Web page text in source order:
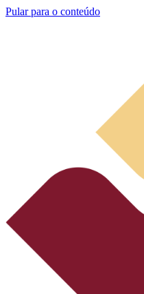
Pular para o conteúdo